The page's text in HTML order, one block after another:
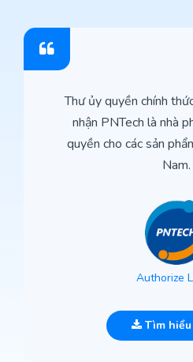
Thư ủy quyền chính
nhận PNTech là nhà
quyền cho các sản
Nam.
Authorize
Tìm